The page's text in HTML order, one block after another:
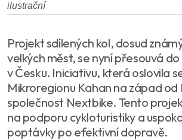
ilustrační
Projekt sdílených kol, dosud
velkých měst, se nyní přesouvá
v Česku. Iniciativu, která oslovila
Mikroregionu Kahan na západ
společnost Nextbike. Tento
na podporu cykloturistiky a
poptávky po efektivní dopravě.